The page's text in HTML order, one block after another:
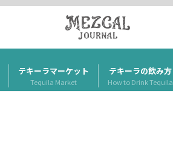
テキーラマーケット
Tequila Market
テキーラの飲み方
How to Drink Tequila